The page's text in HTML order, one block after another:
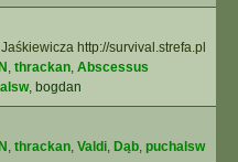
http://survival.strefa.pl
, thrackan, Abscessus
, bogdan
, thrackan, Valdi, Dąb, puchalsw